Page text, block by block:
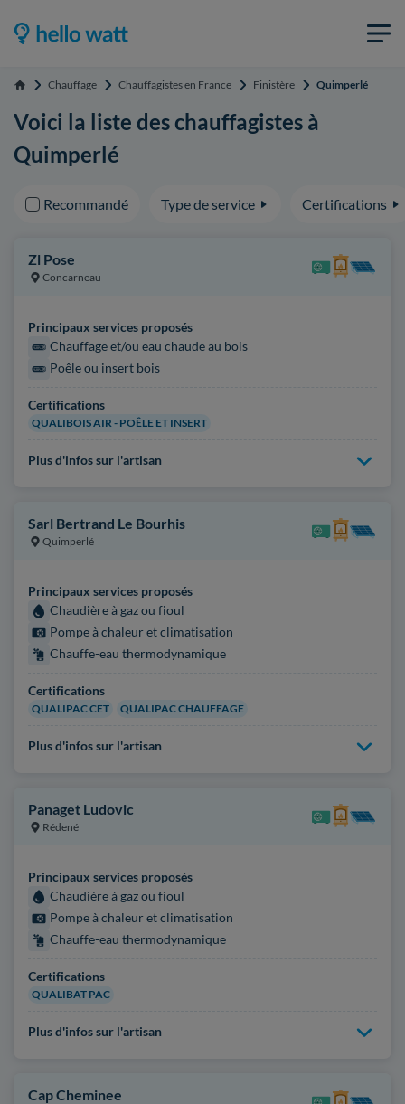
Accueil Chauffage Chauffagistes en France Finistère Quimperlé
Voici la liste des chauffagistes à
Quimperlé
Recommandé Type de service Certifications
Zl Pose
Concarneau
Principaux services proposés
Chauffage et/ou eau chaude au bois
Poêle ou insert bois
Certifications
QUALIBOIS AIR - POÊLE ET INSERT
Plus d'infos sur l'artisan
Sarl Bertrand Le Bourhis
Quimperlé
Principaux services proposés
Chaudière à gaz ou fioul
Pompe à chaleur et climatisation
Chauffe-eau thermodynamique
Certifications
QUALIPAC CET QUALIPAC CHAUFFAGE
Plus d'infos sur l'artisan
Panaget Ludovic
Rédené
Principaux services proposés
Chaudière à gaz ou fioul
Pompe à chaleur et climatisation
Chauffe-eau thermodynamique
Certifications
QUALIBAT PAC
Plus d'infos sur l'artisan
Cap Cheminee